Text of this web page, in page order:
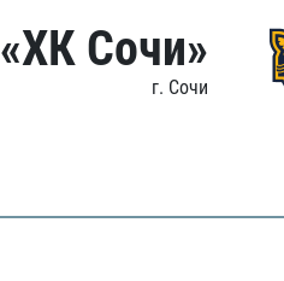
«ХК Сочи»
г. Сочи